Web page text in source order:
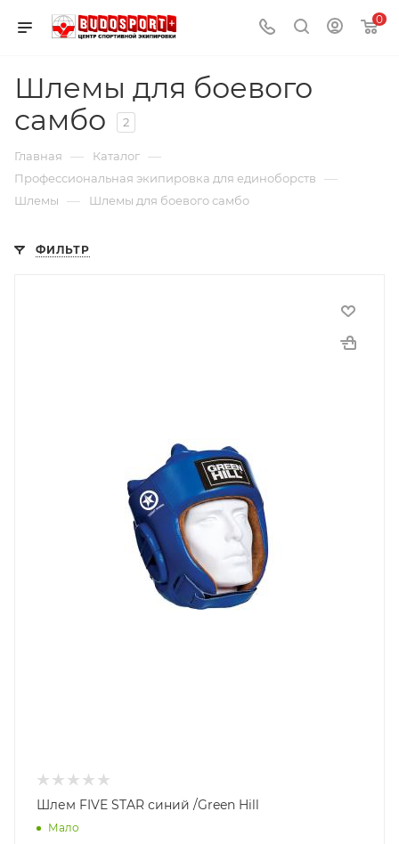
0
Шлемы для боевого
самбо
2
Главная — Каталог —
Профессиональная экипировка для единоборств —
Шлемы — Шлемы для боевого самбо
ФИЛЬТР
Шлем FIVE STAR синий /Green Hill
Мало